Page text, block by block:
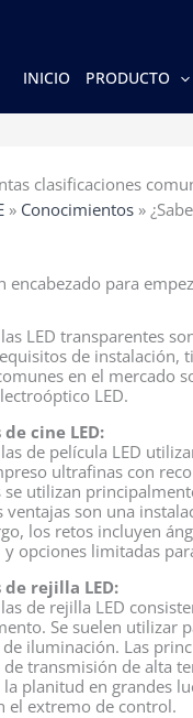
INICIO PRODUCTO
clasificaciones
» Conocimientos »
encabezado para
LED transparentes
de instalación,
en el mercado
LED.
cine LED:
de película LED
ultrafinas con
utilizan
ventajas son una
los retos incluyen
opciones limitadas
rejilla LED:
de rejilla LED
Se suelen utilizar
iluminación. Las
de transmisión de alta
la planitud en grandes
el extremo de control.